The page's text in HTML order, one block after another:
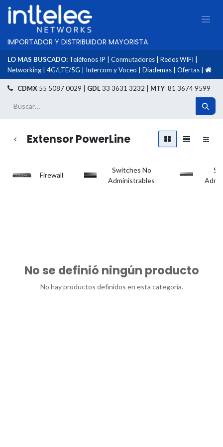
IMPORTADOR Y DISTRIBUIDOR MAYORISTA
LO MAS BUSCADO: Teléfonos IP Conmutadores Redes WIFI
Networking
4G/LTE/5G Intercom y Voceo Diademas Ofertas
CDMX 55 5087 0029 | GDL33 3631 3232 | MTY 81 3674 9599
Extensor PowerLine
Firewall
Switches No
Administrables
No se definió ningún producto
No hay productos definidos en esta categoría.